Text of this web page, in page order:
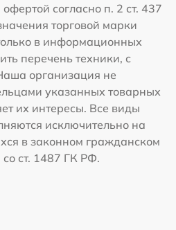
согласно п. 2 ст. 437
торговой марки
в информационных
перечень техники, с
организация не
указанных товарных
их интересы. Все виды
исключительно на
в законном гражданском
со ст. 1487 ГК РФ.